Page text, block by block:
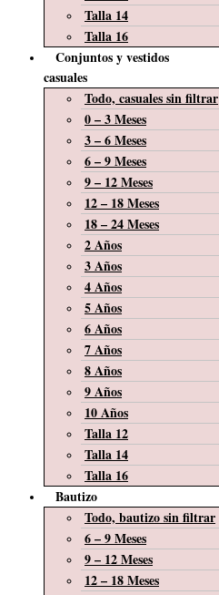
Talla 14
Talla 16
Conjuntos y vestidos
casuales
Todo, casuales sin filtrar
0 – 3 Meses
3 – 6 Meses
6 – 9 Meses
9 – 12 Meses
12 – 18 Meses
18 – 24 Meses
2 Años
3 Años
4 Años
5 Años
6 Años
7 Años
8 Años
9 Años
10 Años
Talla 12
Talla 14
Talla 16
Bautizo
Todo, bautizo sin filtrar
6 – 9 Meses
9 – 12 Meses
12 – 18 Meses